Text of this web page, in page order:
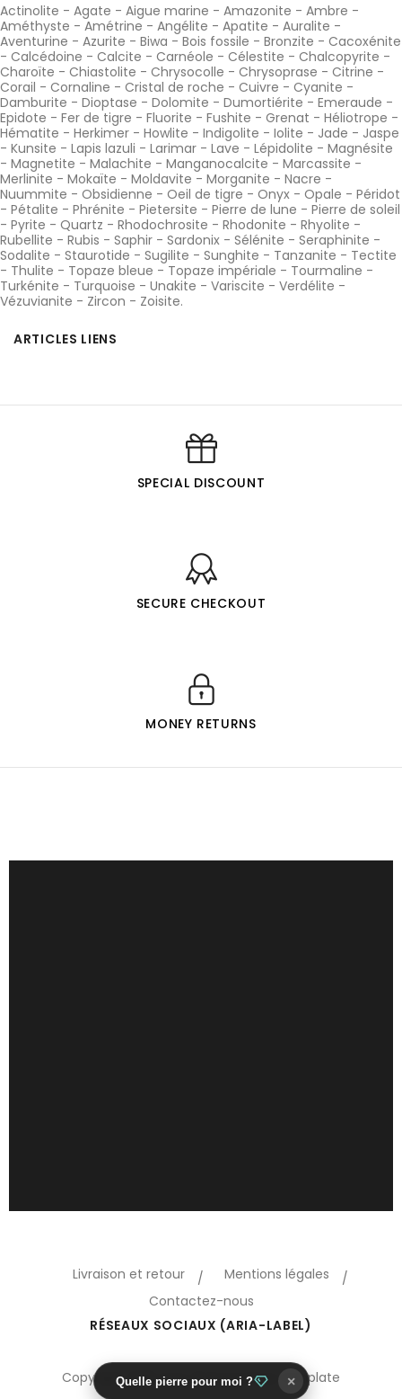
Actinolite - Agate - Aigue marine - Amazonite - Ambre -
Améthyste - Amétrine - Angélite - Apatite - Auralite -
Aventurine - Azurite - Biwa - Bois fossile - Bronzite - Cacoxénite
- Calcédoine - Calcite - Carnéole - Célestite - Chalcopyrite -
Charoïte - Chiastolite - Chrysocolle - Chrysoprase - Citrine -
Corail - Cornaline - Cristal de roche - Cuivre - Cyanite -
Damburite - Dioptase - Dolomite - Dumortiérite - Emeraude -
Epidote - Fer de tigre - Fluorite - Fushite - Grenat - Héliotrope -
Hématite - Herkimer - Howlite - Indigolite - Iolite - Jade - Jaspe
- Kunsite - Lapis lazuli - Larimar - Lave - Lépidolite - Magnésite
- Magnetite - Malachite - Manganocalcite - Marcassite -
Merlinite - Mokaïte - Moldavite - Morganite - Nacre -
Nuummite - Obsidienne - Oeil de tigre - Onyx - Opale - Péridot
- Pétalite - Phrénite - Pietersite - Pierre de lune - Pierre de soleil
- Pyrite - Quartz - Rhodochrosite - Rhodonite - Rhyolite -
Rubellite - Rubis - Saphir - Sardonix - Sélénite - Seraphinite -
Sodalite - Staurotide - Sugilite - Sunghite - Tanzanite - Tectite
- Thulite - Topaze bleue - Topaze impériale - Tourmaline -
Turkénite - Turquoise - Unakite - Variscite - Verdélite -
Vézuvianite - Zircon - Zoisite.
ARTICLES LIENS
SPECIAL DISCOUNT
SECURE CHECKOUT
MONEY RETURNS
Livraison et retour
Mentions légales
Contactez-nous
RÉSEAUX SOCIAUX (ARIA-LABEL)
Copyright 2018 Oreo © Prestashop template
Quelle pierre pour moi ? ×